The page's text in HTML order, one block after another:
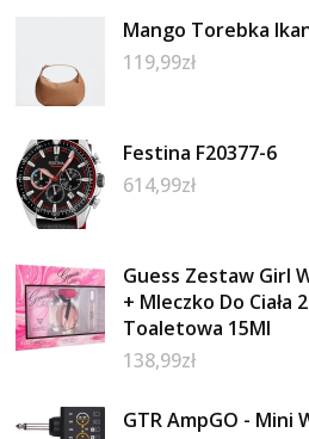
Mango Torebka
119,99zł
Festina F20377-6
614,99zł
Guess Zestaw Girl
+ Mleczko Do Ciała
Toaletowa 15Ml
138,99zł
GTR AmpGO - Mini